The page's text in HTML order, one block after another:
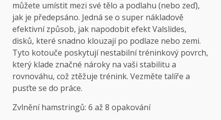
můžete umístit mezi své tělo a podlahu (nebo zeď),
jak je předepsáno. Jedná se o super nákladově
efektivní způsob, jak napodobit efekt Valslides,
disků, které snadno klouzají po podlaze nebo zemi.
Tyto kotouče poskytují nestabilní tréninkový povrch,
který klade značné nároky na vaši stabilitu a
rovnováhu, což ztěžuje trénink. Vezměte talíře a
pusťte se do práce.
Zvlnění hamstringů: 6 až 8 opakování